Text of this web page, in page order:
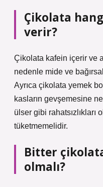
Çikolata
verir?
Çikolata kafein içerir ve
nedenle mide ve
Ayrıca çikolata yemek
kasların gevşemesine
ülser gibi rahatsızlıkları
tüketmemelidir.
Bitter
olmalı?